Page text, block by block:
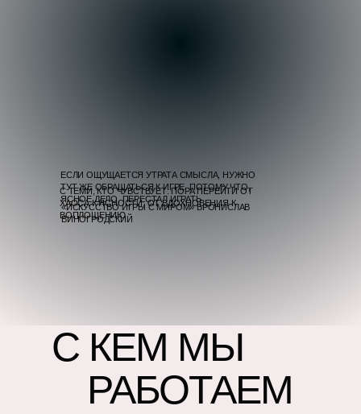
С ТЕМИ, КТО ЧУВСТВУЕТ: ПОРА ПЕРЕЙТИ ОТ
ХАОСА К ЯСНОСТИ, ОТ ВДОХНОВЕНИЯ К
ВОПЛОЩЕНИЮ
ЕСЛИ ОЩУЩАЕТСЯ УТРАТА СМЫСЛА, НУЖНО
ТУТ ЖЕ ОБРАЩАТЬСЯ К ИГРЕ, ПОТОМУ ЧТО,
ЯСНОЕ ДЕЛО, ПЕРЕСТАЛ ИГРАТЬ
«ИСКУССТВО ИГРЫ С МИРОМ» БРОНИСЛАВ
ВИНОГРОДСКИЙ
С КЕМ МЫ
РАБОТАЕМ